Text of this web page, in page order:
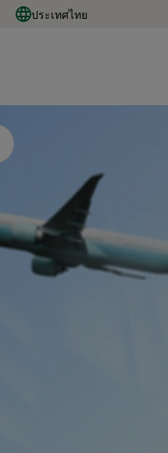
ประเทศไทย